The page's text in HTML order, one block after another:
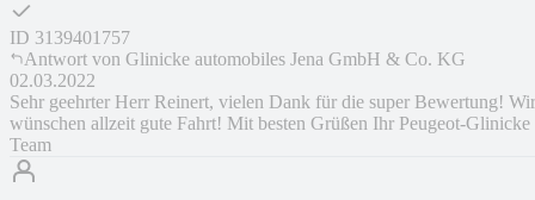
ID 3139401757
Antwort von Glinicke automobiles Jena GmbH & Co. KG
02.03.2022
Sehr geehrter Herr Reinert, vielen Dank für die super Bewertung! Wir
wünschen allzeit gute Fahrt! Mit besten Grüßen Ihr Peugeot-Glinicke
Team